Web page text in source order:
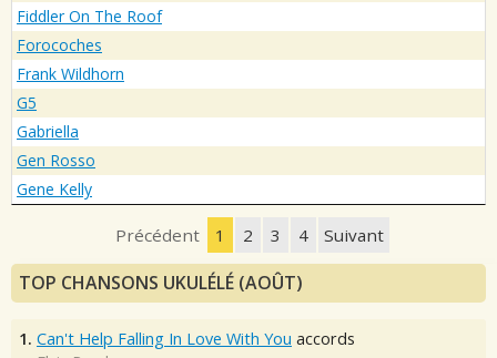
Fiddler On The Roof
Forocoches
Frank Wildhorn
G5
Gabriella
Gen Rosso
Gene Kelly
Précédent 1 2 3 4 Suivant
TOP CHANSONS UKULÉLÉ (AOÛT)
1. Can't Help Falling In Love With You accords